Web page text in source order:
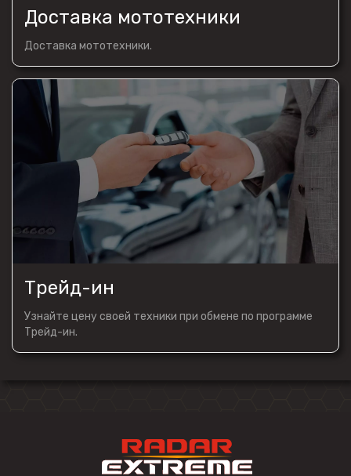
Доставка мототехники
Доставка мототехники.
Трейд-ин
Узнайте цену своей техники при обмене по программе
Трейд-ин.